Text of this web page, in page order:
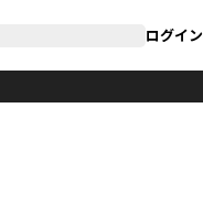
ログイン